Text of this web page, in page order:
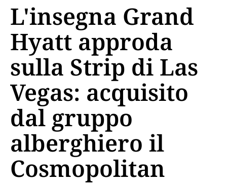
L'insegna Grand
Hyatt approda
sulla Strip di Las
Vegas: acquisito
dal gruppo
alberghiero il
Cosmopolitan